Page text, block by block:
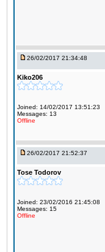
26/02/2017 21:34:48
Kiko206
Joined: 14/02/2017 13:51:23
Messages: 13
Offline
26/02/2017 21:52:37
Tose Todorov
Joined: 23/02/2016 21:45:08
Messages: 15
Offline